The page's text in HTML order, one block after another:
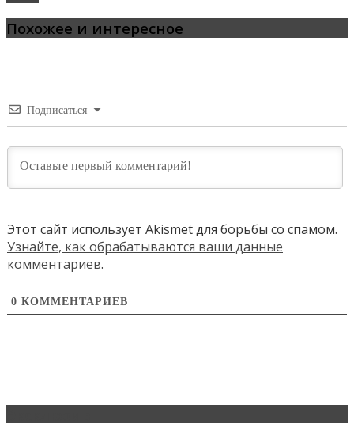
Похожее и интересное
Подписаться
Этот сайт использует Akismet для борьбы со спамом.
Узнайте, как обрабатываются ваши данные
комментариев.
0 КОММЕНТАРИЕВ